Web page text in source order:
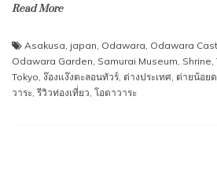
Read More
Asakusa japan Odawara Odawara
Odawara Garden Samurai Museum Shrine
Tokyo ง๊องแง๊งตะลอนทัวร์ ต่างประเทศ ต่ายน้อย
วาระ ,รีวิวท่องเที่ยว โอดาวาระ